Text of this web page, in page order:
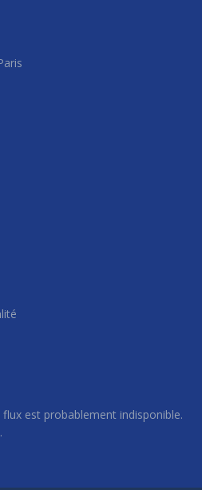
est probablement indisponible.